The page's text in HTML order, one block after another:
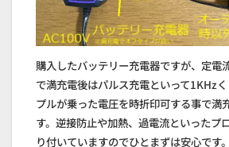
購入したバッテリー充電器ですが、定電
で満充電後はパルス充電といって1KHz
プルが乗った電圧を時折印可する事で満
す。逆接防止や加熱、過電流といったプ
り付いていますのでひとまずは安心です。